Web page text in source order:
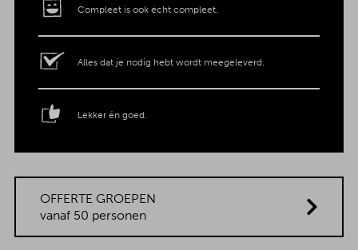
Compleet is ook écht compleet.
Alles dat je nodig hebt wordt meegeleverd.
Lekker én goed.
OFFERTE GROEPEN
vanaf 50 personen